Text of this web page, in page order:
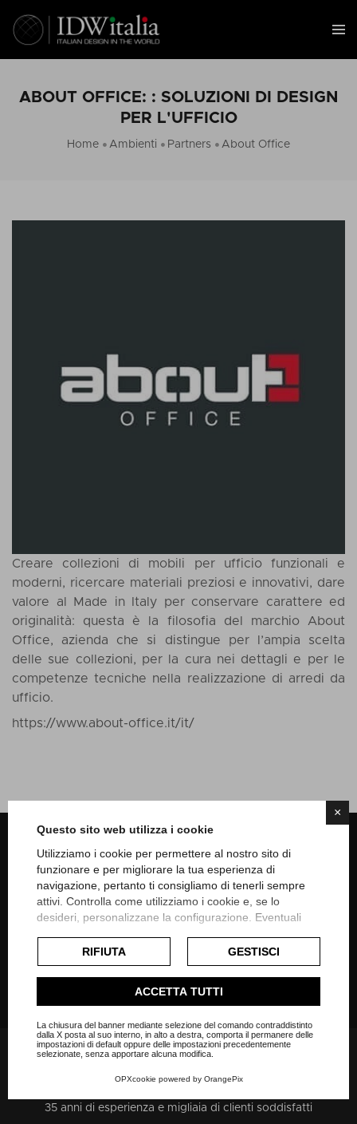
×
Questo sito web utilizza i cookie
Utilizziamo i cookie per permettere al nostro sito di
funzionare e per migliorare la tua esperienza di
navigazione, pertanto ti consigliamo di tenerli sempre
attivi. Controlla come utilizziamo i cookie e, se lo
desideri, personalizzane la configurazione. Eventuali
esclusivamente previa acquisizione del consenso
dell'utente.
Consulta l'informativa cookie completa.
RIFIUTA GESTISCI
ACCETTA TUTTI
La chiusura del banner mediante selezione del comando contraddistinto
dalla X posta al suo interno, in alto a destra, comporta il permanere delle
impostazioni di default oppure delle impostazioni precedentemente
selezionate, senza apportare alcuna modifica.
OPXcookie powered by OrangePix
ABOUT OFFICE: : SOLUZIONI DI DESIGN
PER L'UFFICIO
Home Ambienti Partners About Office
Creare collezioni di mobili per ufficio funzionali e
moderni, ricercare materiali preziosi e innovativi, dare
valore al Made in Italy per conservare carattere ed
originalità: questa è la filosofia del marchio About
Office, azienda che si distingue per l’ampia scelta
delle sue collezioni, per la cura nei dettagli e per le
competenze tecniche nella realizzazione di arredi da
ufficio.
https://www.about-office.it/it/
Home style solution in Italia
Repubblica Ceca, Dubai, Nigeria
On social networks
Su di noi:
Progettazione e vendita cucine a Biella, Praga, Dubai, Nigeria e
35 anni di esperienza e migliaia di clienti soddisfatti